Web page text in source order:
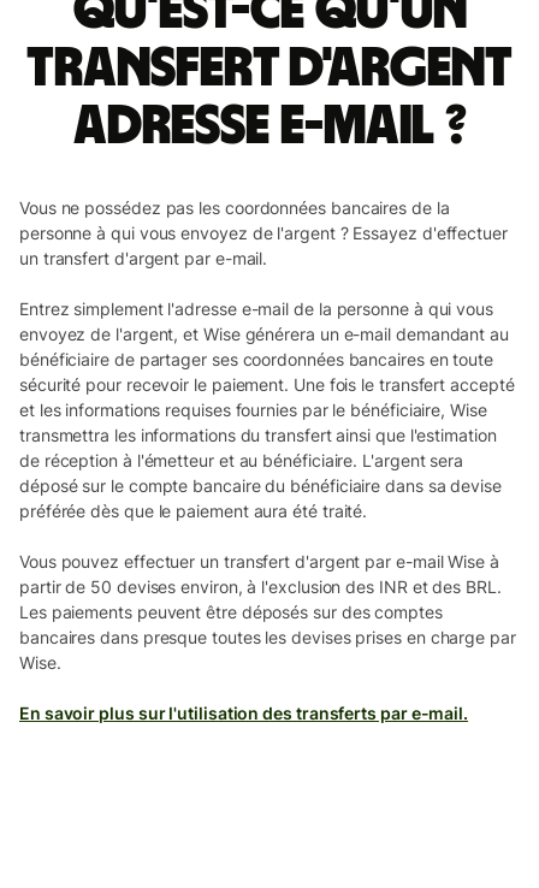
transfert d'argent
Adresse e-mail ?
Vous ne possédez pas les coordonnées bancaires de la
personne à qui vous envoyez de l'argent ? Essayez d'effectuer
un transfert d'argent par e-mail.
Entrez simplement l'adresse e-mail de la personne à qui vous
envoyez de l'argent, et Wise générera un e-mail demandant au
bénéficiaire de partager ses coordonnées bancaires en toute
sécurité pour recevoir le paiement. Une fois le transfert accepté
et les informations requises fournies par le bénéficiaire, Wise
transmettra les informations du transfert ainsi que l'estimation
de réception à l'émetteur et au bénéficiaire. L'argent sera
déposé sur le compte bancaire du bénéficiaire dans sa devise
préférée dès que le paiement aura été traité.
Vous pouvez effectuer un transfert d'argent par e-mail Wise à
partir de 50 devises environ, à l'exclusion des INR et des BRL.
Les paiements peuvent être déposés sur des comptes
bancaires dans presque toutes les devises prises en charge par
Wise.
En savoir plus sur l'utilisation des transferts par e-mail.